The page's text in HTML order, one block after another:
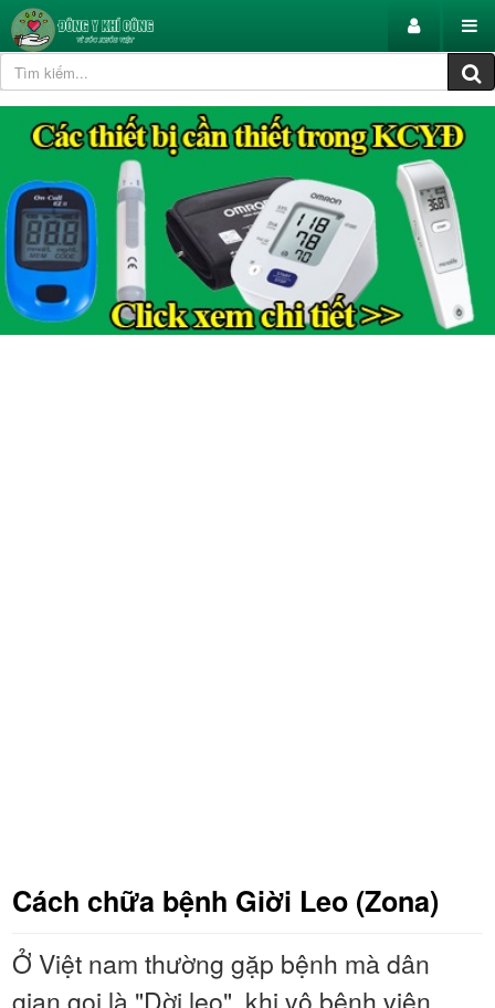
Cách chữa bệnh Giời Leo (Zona)
Ở Việt nam thường gặp bệnh mà dân
gian gọi là "Dời leo", khi vô bệnh viện